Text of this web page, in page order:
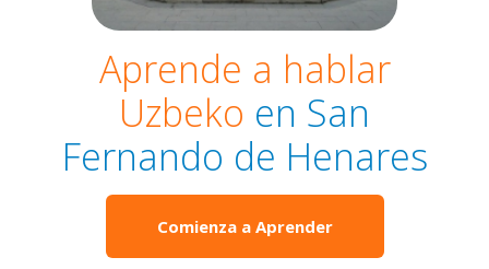
Aprende a hablar
Uzbeko en San
Fernando de Henares
Comienza a Aprender